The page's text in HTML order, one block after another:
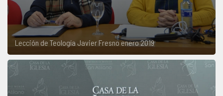
Lección de Teología Javier Fresno enero 2019